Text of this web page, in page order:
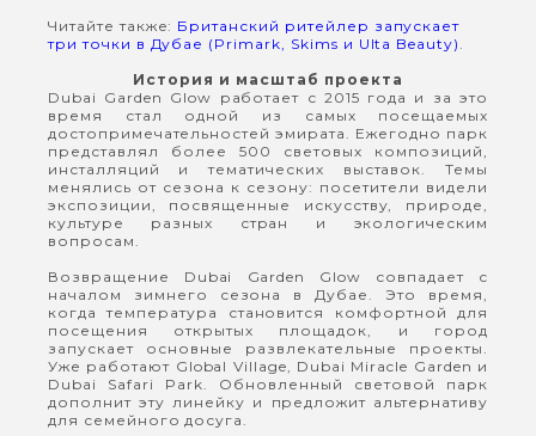
Читайте также: Британский ритейлер запускает
три точки в Дубае (Primark, Skims и Ulta Beauty)
История и масштаб проекта
Dubai Garden Glow работает с 2015 года и за это
время стал одной из самых посещаемых
достопримечательностей эмирата. Ежегодно парк
представлял более 500 световых композиций,
инсталляций и тематических выставок. Темы
менялись от сезона к сезону: посетители видели
экспозиции, посвященные искусству, природе,
культуре разных стран и экологическим
вопросам.
Возвращение Dubai Garden Glow совпадает с
началом зимнего сезона в Дубае. Это время,
когда температура становится комфортной для
посещения открытых площадок, и город
запускает основные развлекательные проекты.
Уже работают Global Village, Dubai Miracle Garden и
Dubai Safari Park. Обновленный световой парк
дополнит эту линейку и предложит альтернативу
для семейного досуга.